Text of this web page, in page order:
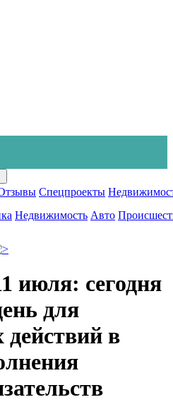
Спецпроекты
Недвижимость Авто
июля: сегодня
для
в